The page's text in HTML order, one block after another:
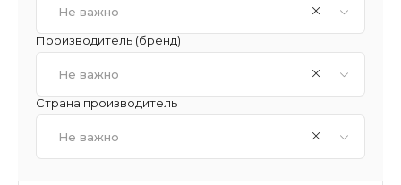
Не важно
Производитель (бренд)
Не важно
Страна производитель
Не важно